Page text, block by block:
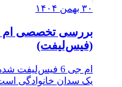
۳۰ بهمن ۱۴۰۴
(فیس‌لیفت)
ام جی 6
یک سدان خانوادگی